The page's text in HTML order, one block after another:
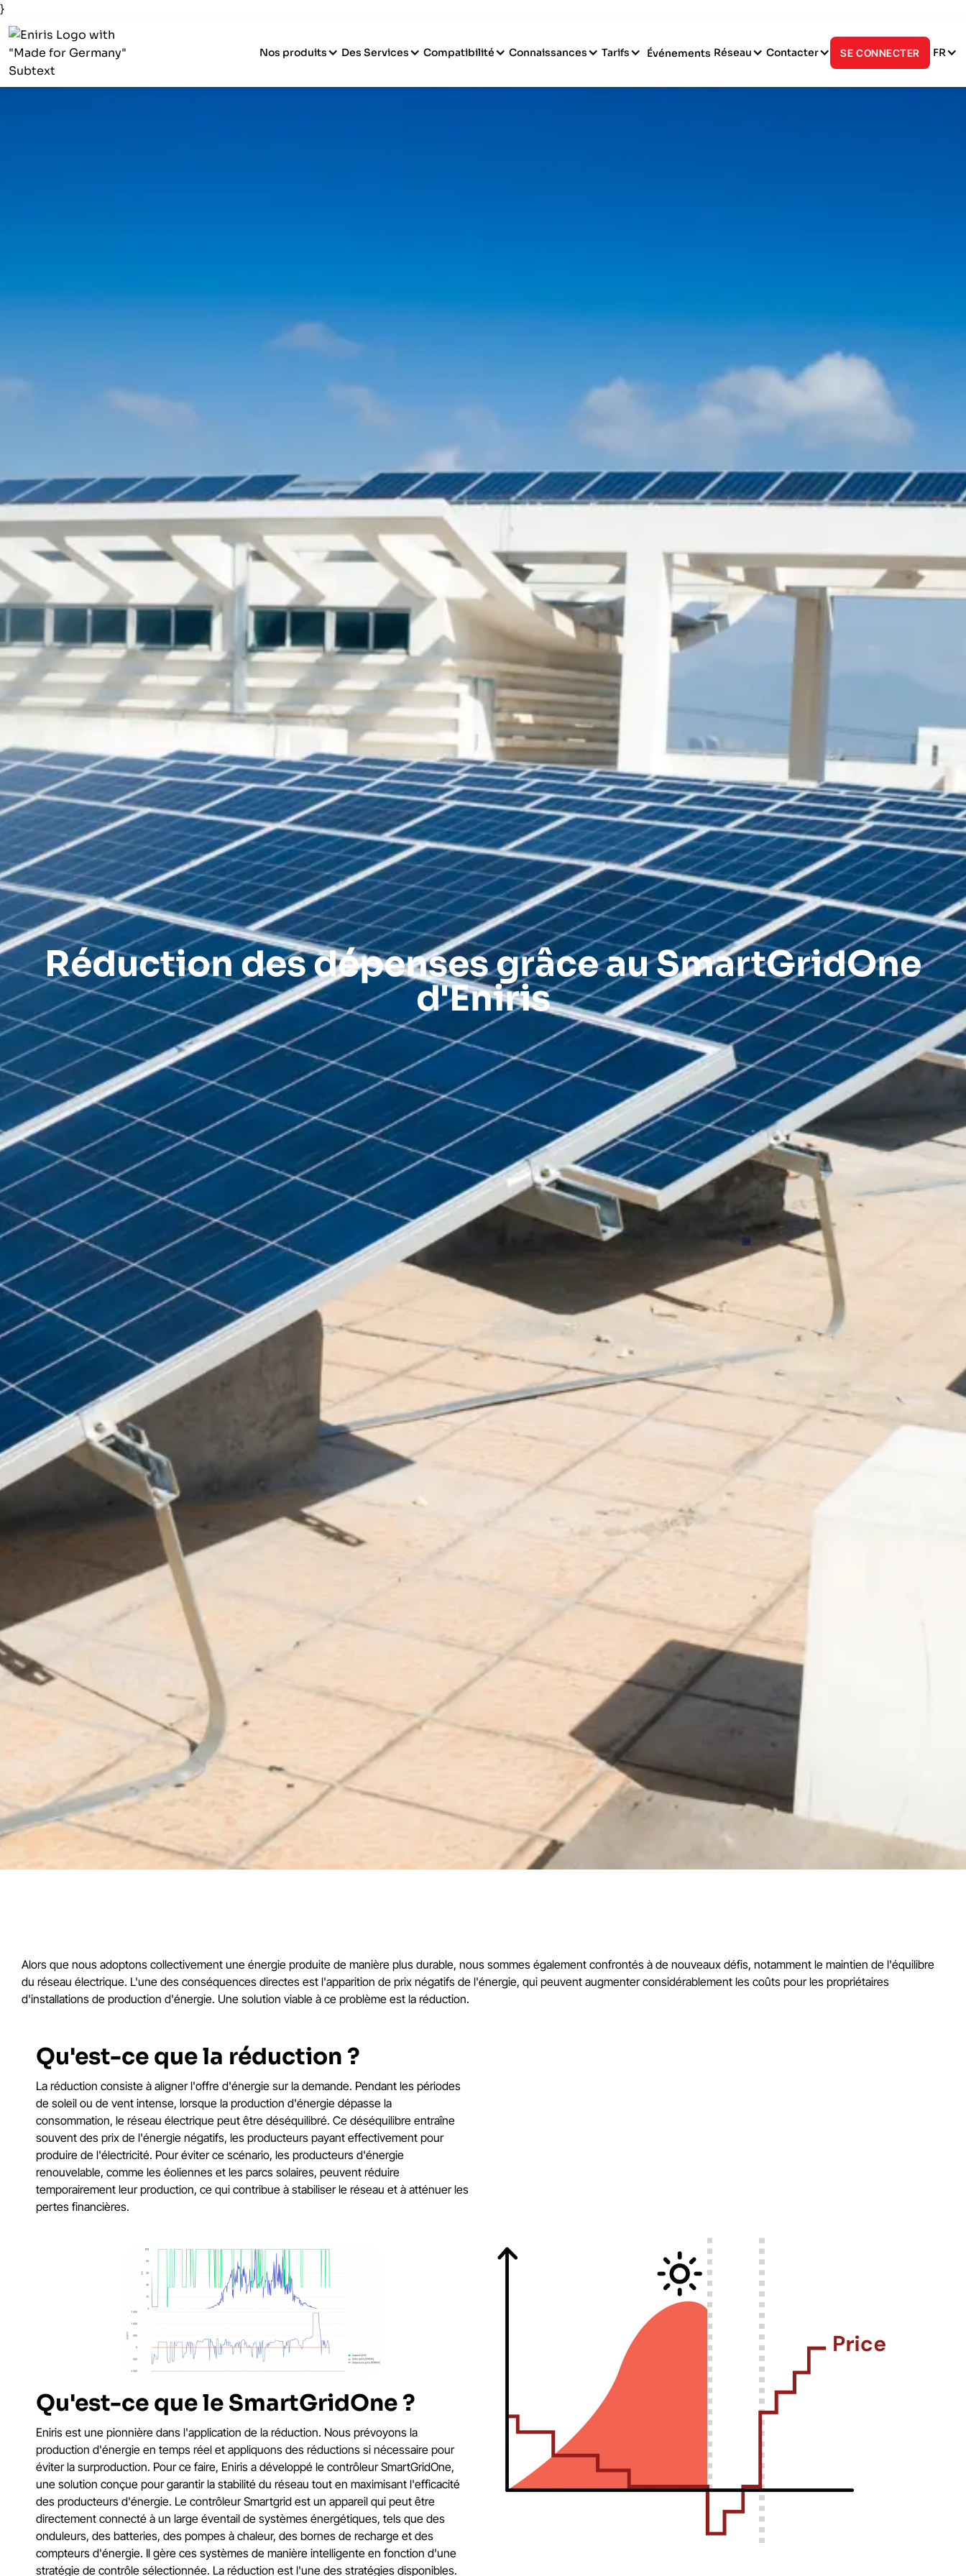
}
Nos produits Des Services Compatibilité Connaissances Tarifs Événements Réseau Contacter SE CONNECTER FR
Réduction des dépenses grâce au SmartGridOne
d'Eniris
Alors que nous adoptons collectivement une énergie produite de manière plus durable, nous sommes également confrontés à de nouveaux défis, notamment le maintien de l'équilibre
du réseau électrique. L'une des conséquences directes est l'apparition de prix négatifs de l'énergie, qui peuvent augmenter considérablement les coûts pour les propriétaires
d'installations de production d'énergie. Une solution viable à ce problème est la réduction.
Qu'est-ce que la réduction ?
La réduction consiste à aligner l'offre d'énergie sur la demande. Pendant les périodes
de soleil ou de vent intense, lorsque la production d'énergie dépasse la
consommation, le réseau électrique peut être déséquilibré. Ce déséquilibre entraîne
souvent des prix de l'énergie négatifs, les producteurs payant effectivement pour
produire de l'électricité. Pour éviter ce scénario, les producteurs d'énergie
renouvelable, comme les éoliennes et les parcs solaires, peuvent réduire
temporairement leur production, ce qui contribue à stabiliser le réseau et à atténuer les
pertes financières.
Qu'est-ce que le SmartGridOne ?
Eniris est une pionnière dans l'application de la réduction. Nous prévoyons la
production d'énergie en temps réel et appliquons des réductions si nécessaire pour
éviter la surproduction. Pour ce faire, Eniris a développé le contrôleur SmartGridOne,
une solution conçue pour garantir la stabilité du réseau tout en maximisant l'efficacité
des producteurs d'énergie. Le contrôleur Smartgrid est un appareil qui peut être
directement connecté à un large éventail de systèmes énergétiques, tels que des
onduleurs, des batteries, des pompes à chaleur, des bornes de recharge et des
compteurs d'énergie. Il gère ces systèmes de manière intelligente en fonction d'une
stratégie de contrôle sélectionnée. La réduction est l'une des stratégies disponibles.